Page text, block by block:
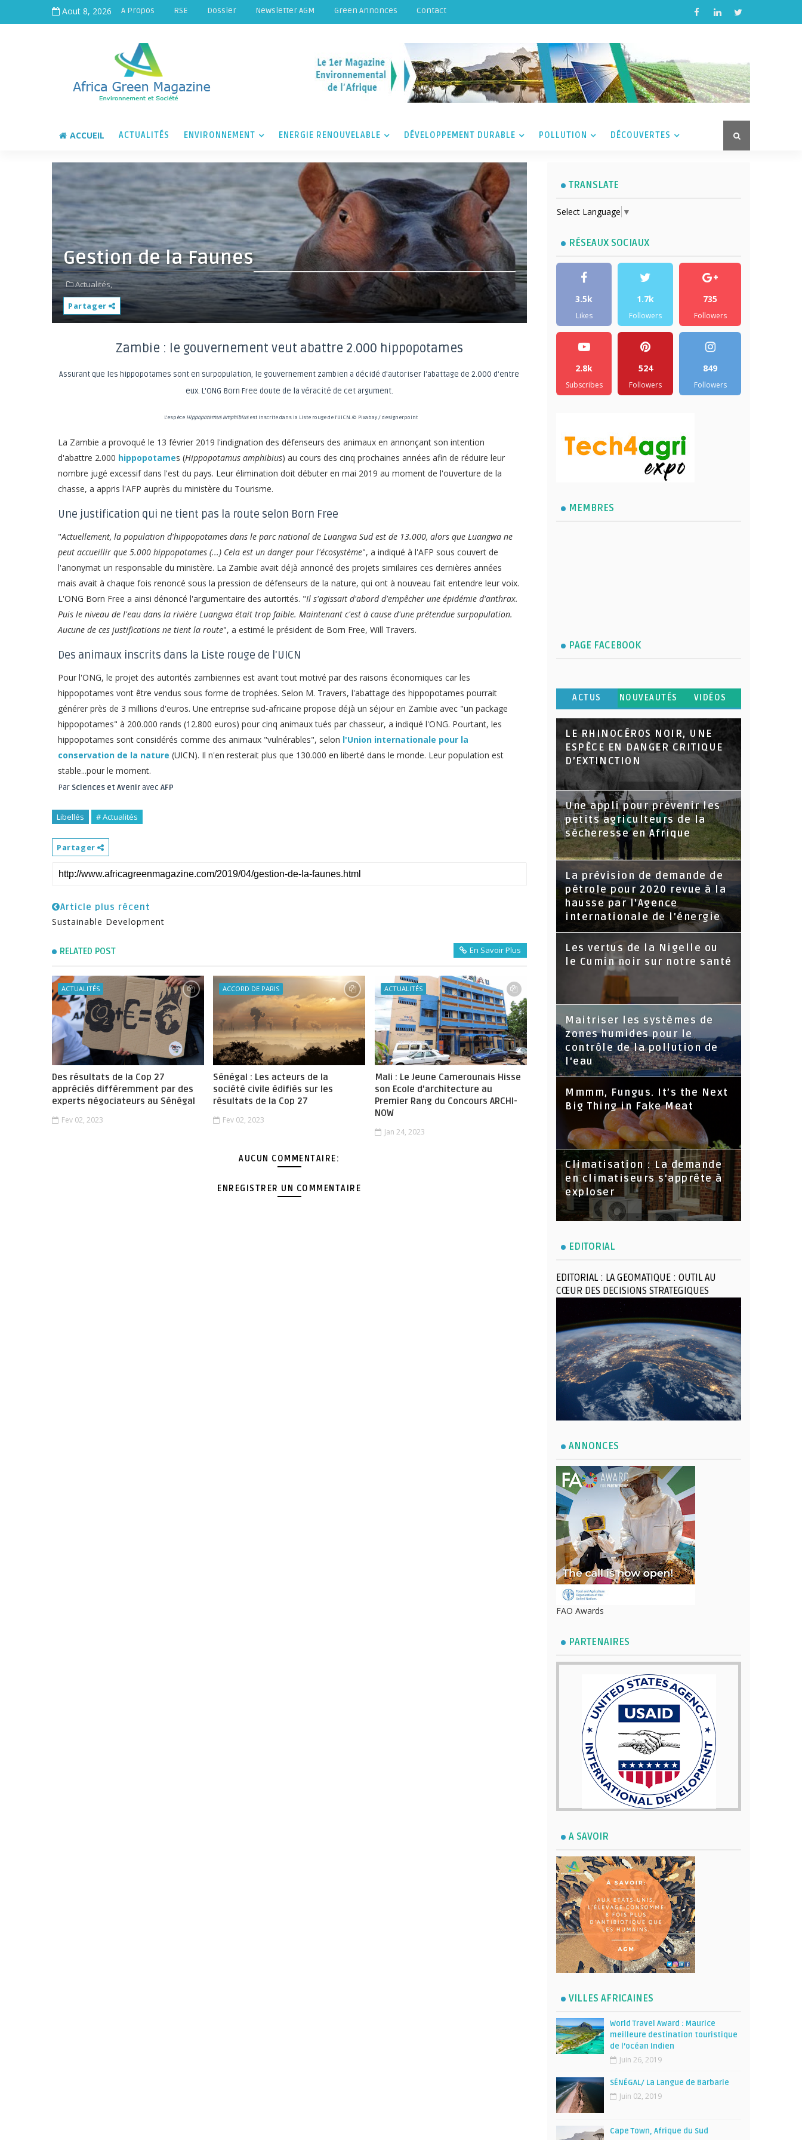
Aout 8, 2026 A Propos RSE Dossier Newsletter AGM Green Annonces Contact
ACCUEIL ACTUALITÉS ENVIRONNEMENT ENERGIE RENOUVELABLE DÉVELOPPEMENT DURABLE POLLUTION DÉCOUVERTES
Gestion de la Faunes
Actualités,
Partager
Zambie : le gouvernement veut abattre 2.000 hippopotames
Assurant que les hippopotames sont en surpopulation, le gouvernement zambien a décidé d'autoriser l'abattage de 2.000 d'entre
eux. L'ONG Born Free doute de la véracité de cet argument.
L'espèce Hippopotamus amphibiusest inscrite dans la Liste rouge de l'UICN.© Pixabay / designerpoint
La Zambie a provoqué le 13 février 2019 l'indignation des défenseurs des animaux en annonçant son intention
d'abattre 2.000 hippopotames (Hippopotamus amphibius) au cours des cinq prochaines années afin de réduire leur
nombre jugé excessif dans l'est du pays. Leur élimination doit débuter en mai 2019 au moment de l'ouverture de la
chasse, a appris l'AFP auprès du ministère du Tourisme.
Une justification qui ne tient pas la route selon Born Free
"Actuellement, la population d'hippopotames dans le parc national de Luangwa Sud est de 13.000, alors que Luangwa ne
peut accueillir que 5.000 hippopotames (...) Cela est un danger pour l'écosystème", a indiqué à l'AFP sous couvert de
l'anonymat un responsable du ministère. La Zambie avait déjà annoncé des projets similaires ces dernières années
mais avait à chaque fois renoncé sous la pression de défenseurs de la nature, qui ont à nouveau fait entendre leur voix.
L'ONG Born Free a ainsi dénoncé l'argumentaire des autorités. "Il s'agissait d'abord d'empêcher une épidémie d'anthrax.
Puis le niveau de l'eau dans la rivière Luangwa était trop faible. Maintenant c'est à cause d'une prétendue surpopulation.
Aucune de ces justifications ne tient la route", a estimé le président de Born Free, Will Travers.
Des animaux inscrits dans la Liste rouge de l'UICN
Pour l'ONG, le projet des autorités zambiennes est avant tout motivé par des raisons économiques car les
hippopotames vont être vendus sous forme de trophées. Selon M. Travers, l'abattage des hippopotames pourrait
générer près de 3 millions d'euros. Une entreprise sud-africaine propose déjà un séjour en Zambie avec "un package
hippopotames" à 200.000 rands (12.800 euros) pour cinq animaux tués par chasseur, a indiqué l'ONG. Pourtant, les
hippopotames sont considérés comme des animaux "vulnérables", selon l'Union internationale pour la
conservation de la nature (UICN). Il n'en resterait plus que 130.000 en liberté dans le monde. Leur population est
stable...pour le moment.
Par Sciences et Avenir avec AFP
Libellés # Actualités
Partager
Article plus récent
Sustainable Development
RELATED POST En Savoir Plus
ACTUALITÉS
Des résultats de la Cop 27
appréciés différemment par des
experts négociateurs au Sénégal
Fev 02, 2023
ACCORD DE PARIS
Sénégal : Les acteurs de la
société civile édifiés sur les
résultats de la Cop 27
Fev 02, 2023
ACTUALITÉS
Mali : Le Jeune Camerounais Hisse
son Ecole d’architecture au
Premier Rang du Concours ARCHI-
NOW
Jan 24, 2023
AUCUN COMMENTAIRE:
ENREGISTRER UN COMMENTAIRE
TRANSLATE
Select Language ▼
RÉSEAUX SOCIAUX
3.5k
Likes
1.7k
Followers
735
Followers
2.8k
Subscribes
524
Followers
849
Followers
MEMBRES
PAGE FACEBOOK
ACTUS NOUVEAUTÉS VIDÉOS
LE RHINOCÉROS NOIR, UNE
ESPÈCE EN DANGER CRITIQUE
D’EXTINCTION
Une appli pour prévenir les
petits agriculteurs de la
sécheresse en Afrique
La prévision de demande de
pétrole pour 2020 revue à la
hausse par l'Agence
internationale de l'énergie
Les vertus de la Nigelle ou
le Cumin noir sur notre santé
Maitriser les systèmes de
zones humides pour le
contrôle de la pollution de
l'eau
Mmmm, Fungus. It’s the Next
Big Thing in Fake Meat
Climatisation : La demande
en climatiseurs s'apprête à
exploser
EDITORIAL
EDITORIAL : LA GEOMATIQUE : OUTIL AU
CŒUR DES DECISIONS STRATEGIQUES
ANNONCES
FAO Awards
PARTENAIRES
A SAVOIR
VILLES AFRICAINES
World Travel Award : Maurice
meilleure destination touristique
de l’océan Indien
Juin 26, 2019
SÉNÉGAL/ La Langue de Barbarie
Juin 02, 2019
Cape Town, Afrique du Sud